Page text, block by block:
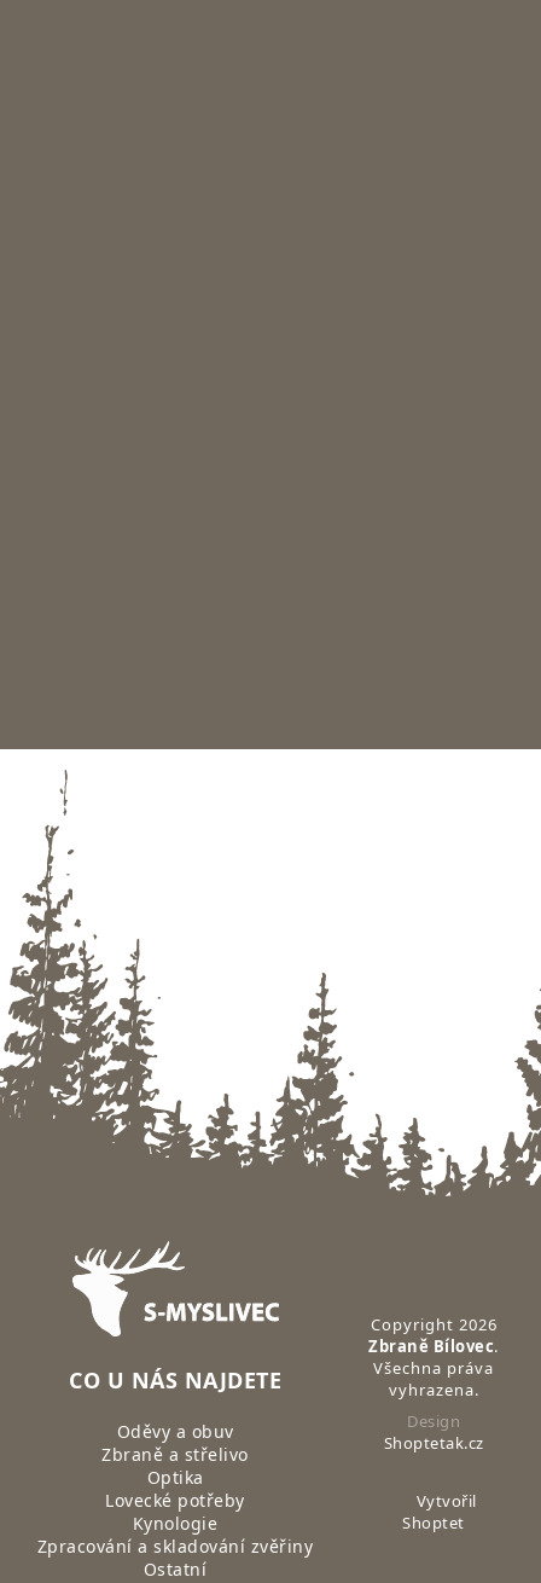
Zápatí
CO U NÁS NAJDETE
Oděvy a obuv
Zbraně a střelivo
Optika
Lovecké potřeby
Kynologie
Zpracování a skladování zvěřiny
Ostatní
Copyright 2026
Zbraně Bílovec.
Všechna práva
vyhrazena.
Design
Shoptetak.cz
Vytvořil
Shoptet